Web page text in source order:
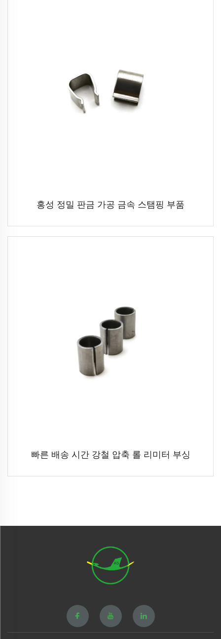
홍성 정밀 판금 가공 금속 스탬핑 부품
빠른 배송 시간 강철 압축 롤 리미터 부싱